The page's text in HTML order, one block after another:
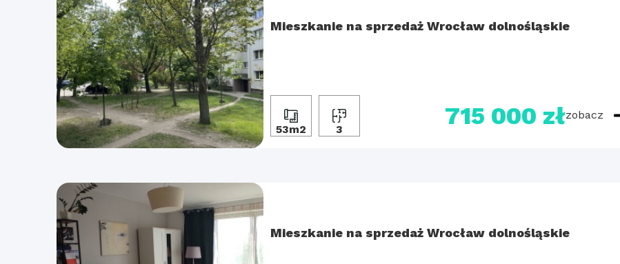
Mieszkanie na sprzedaż Wrocław dolnośląskie
53m2 3 715 000 złzobacz
Mieszkanie na sprzedaż Wrocław dolnośląskie